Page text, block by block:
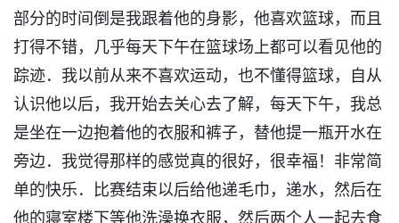
部分的时间倒是我跟着他的身影，他喜欢篮球，而且
打得不错，几乎每天下午在篮球场上都可以看见他的
踪迹．我以前从来不喜欢运动，也不懂得篮球，自从
认识他以后，我开始去关心去了解，每天下午，我总
是坐在一边抱着他的衣服和裤子，替他提一瓶开水在
旁边．我觉得那样的感觉真的很好，很幸福！非常简
单的快乐．比赛结束以后给他递毛巾，递水，然后在
他的寝室楼下等他洗澡换衣服，然后两个人一起去食